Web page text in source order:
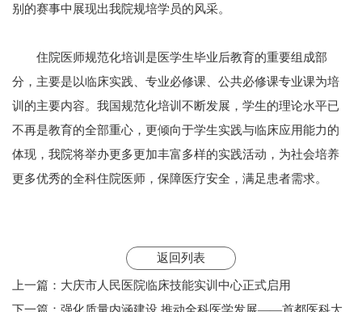
别的赛事中展现出我院规培学员的风采。
住院医师规范化培训是医学生毕业后教育的重要组成部
分，主要是以临床实践、专业必修课、公共必修课专业课为培
训的主要内容。我国规范化培训不断发展，学生的理论水平已
不再是教育的全部重心，更倾向于学生实践与临床应用能力的
体现，我院将举办更多更加丰富多样的实践活动，为社会培养
更多优秀的全科住院医师，保障医疗安全，满足患者需求。
返回列表
上一篇： 大庆市人民医院临床技能实训中心正式启用
下一篇：强化质量内涵建设 推动全科医学发展——首都医科大